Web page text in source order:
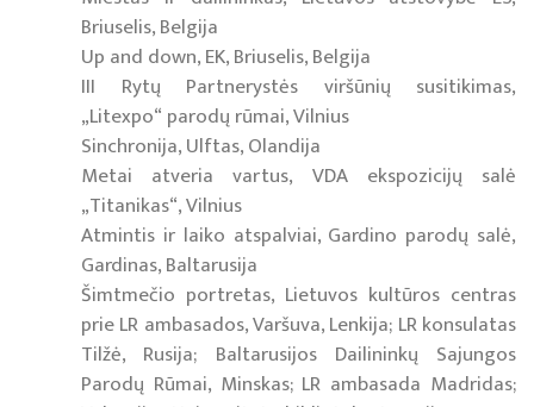
Briuselis, Belgija
Up and down, EK, Briuselis, Belgija
III Rytų Partnerystės viršūnių susitikimas,
„Litexpo“ parodų rūmai, Vilnius
Sinchronija, Ulftas, Olandija
Metai atveria vartus, VDA ekspozicijų salė
„Titanikas“, Vilnius
Atmintis ir laiko atspalviai, Gardino parodų salė,
Gardinas, Baltarusija
Šimtmečio portretas, Lietuvos kultūros centras
prie LR ambasados, Varšuva, Lenkija; LR konsulatas
Tilžė, Rusija; Baltarusijos Dailininkų Sajungos
Parodų Rūmai, Minskas; LR ambasada Madridas;